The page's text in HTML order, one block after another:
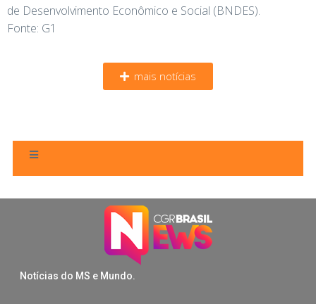
de Desenvolvimento Econômico e Social (BNDES).
Fonte: G1
mais notícias
Notícias do MS e Mundo.